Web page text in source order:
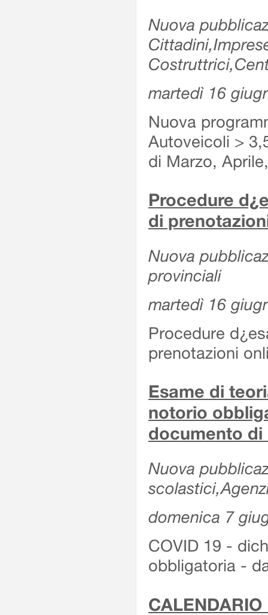
Nuova
martedì 16
Nuova
Autoveicoli >
di Marzo,
Procedure
di
Nuova
provinciali
martedì 16
Procedure
prenotazioni
Esame di
notorio
documento di
Nuova
domenica 7
COVID 19 -
obbligatoria -